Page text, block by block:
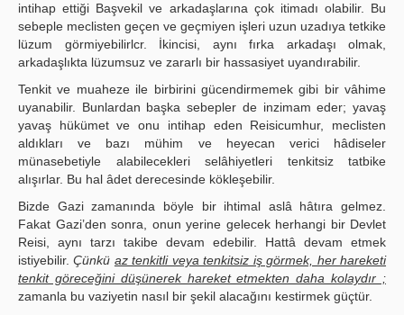
intihap ettiği Başvekil ve arkadaşlarına çok itimadı olabilir. Bu
sebeple meclisten geçen ve geçmiyen işleri uzun uzadıya tetkike
lüzum görmiyebilirlcr. İkincisi, aynı fırka arkadaşı olmak,
arkadaşlıkta lüzumsuz ve zararlı bir hassasiyet uyandırabilir.
Tenkit ve muaheze ile birbirini gücendirmemek gibi bir vâhime
uyanabilir. Bunlardan başka sebepler de inzimam eder; yavaş
yavaş hükümet ve onu intihap eden Reisicumhur, meclisten
aldıkları ve bazı mühim ve heyecan verici hâdiseler
münasebetiyle alabilecekleri selâhiyetleri tenkitsiz tatbike
alışırlar. Bu hal âdet derecesinde kökleşebilir.
Bizde Gazi zamanında böyle bir ihtimal aslâ hâtıra gelmez.
Fakat Gazi’den sonra, onun yerine gelecek herhangi bir Devlet
Reisi, aynı tarzı takibe devam edebilir. Hattâ devam etmek
istiyebilir.Çünkü az tenkitli veya tenkitsiz iş görmek, her hareketi
tenkit göreceğini düşünerek hareket etmekten daha kolaydır ;
zamanla bu vaziyetin nasıl bir şekil alacağını kestirmek güçtür.